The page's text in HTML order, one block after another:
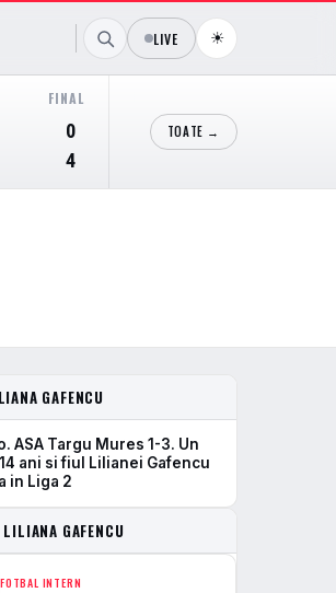
LIVE ☀
FINAL
0
4
Union Santa Fe
TOATE →
GAFENCU
ASA Targu Mures 1-3. Un
ani si fiul Lilianei Gafencu
in Liga 2
GAFENCU
FOTBAL INTERN